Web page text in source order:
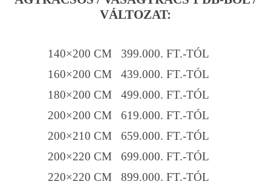
VÁLTOZAT:
140×200 CM 399.000. FT.-TÓL
160×200 CM 439.000. FT.-TÓL
180×200 CM 499.000. FT.-TÓL
200×200 CM 619.000. FT.-TÓL
200×210 CM 659.000. FT.-TÓL
200×220 CM 699.000. FT.-TÓL
220×220 CM 899.000. FT.-TÓL